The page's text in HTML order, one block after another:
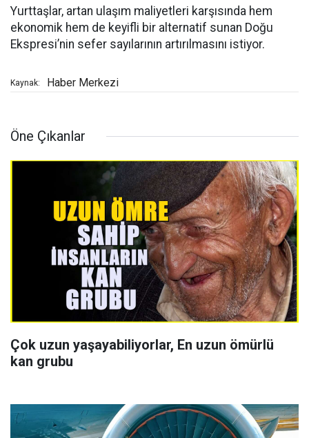
Yurttaşlar, artan ulaşım maliyetleri karşısında hem
ekonomik hem de keyifli bir alternatif sunan Doğu
Ekspresi’nin sefer sayılarının artırılmasını istiyor.
Kaynak: Haber Merkezi
Öne Çıkanlar
Çok uzun yaşayabiliyorlar, En uzun ömürlü
kan grubu